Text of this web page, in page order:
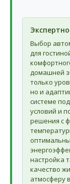
Выбор
для
домашней
только
но и
системе
условий и
решения с
настройка
качество
атмосферу